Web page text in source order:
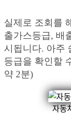
실제로 조회를
출가스등급, 배
시됩니다. 아주
등급을 확인할
약 2분)